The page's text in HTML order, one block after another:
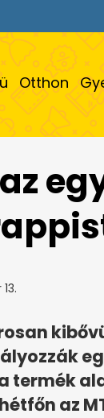
Otthon
termék
az